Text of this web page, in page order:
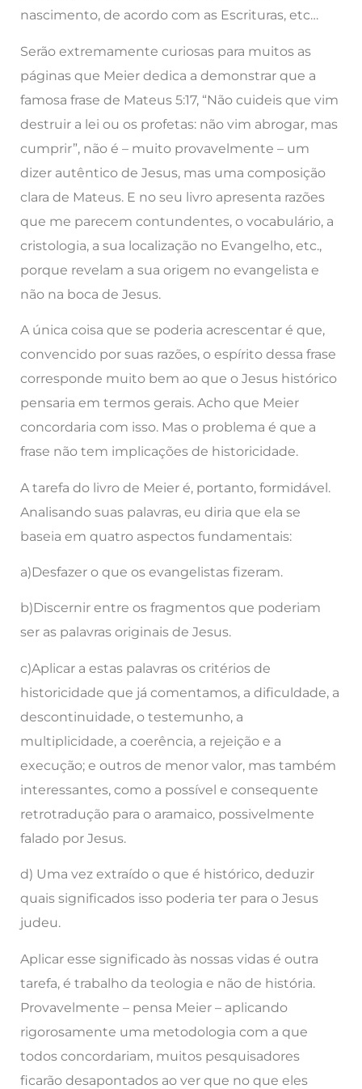
nascimento, de acordo com as Escrituras, etc…
Serão extremamente curiosas para muitos as
páginas que Meier dedica a demonstrar que a
famosa frase de Mateus 5:17, “Não cuideis que vim
destruir a lei ou os profetas: não vim abrogar, mas
cumprir”, não é – muito provavelmente – um
dizer autêntico de Jesus, mas uma composição
clara de Mateus. E no seu livro apresenta razões
que me parecem contundentes, o vocabulário, a
cristologia, a sua localização no Evangelho, etc.,
porque revelam a sua origem no evangelista e
não na boca de Jesus.
A única coisa que se poderia acrescentar é que,
convencido por suas razões, o espírito dessa frase
corresponde muito bem ao que o Jesus histórico
pensaria em termos gerais. Acho que Meier
concordaria com isso. Mas o problema é que a
frase não tem implicações de historicidade.
A tarefa do livro de Meier é, portanto, formidável.
Analisando suas palavras, eu diria que ela se
baseia em quatro aspectos fundamentais:
a)Desfazer o que os evangelistas fizeram.
b)Discernir entre os fragmentos que poderiam
ser as palavras originais de Jesus.
c)Aplicar a estas palavras os critérios de
historicidade que já comentamos, a dificuldade, a
descontinuidade, o testemunho, a
multiplicidade, a coerência, a rejeição e a
execução; e outros de menor valor, mas também
interessantes, como a possível e consequente
retrotradução para o aramaico, possivelmente
falado por Jesus.
d) Uma vez extraído o que é histórico, deduzir
quais significados isso poderia ter para o Jesus
judeu.
Aplicar esse significado às nossas vidas é outra
tarefa, é trabalho da teologia e não de história.
Provavelmente – pensa Meier – aplicando
rigorosamente uma metodologia com a que
todos concordariam, muitos pesquisadores
ficarão desapontados ao ver que no que eles